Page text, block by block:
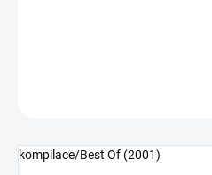
kompilace/Best Of (2001)